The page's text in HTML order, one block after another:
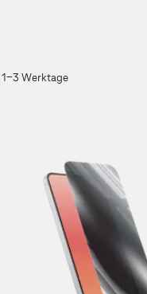
1-3 Werktage